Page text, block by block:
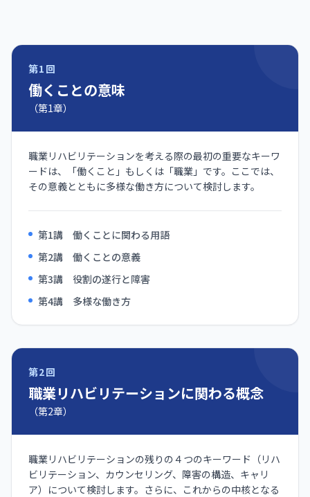
第1回
働くことの意味
（第1章）
職業リハビリテーションを考える際の最初の重要なキーワ
ードは、「働くこと」もしくは「職業」です。ここでは、
その意義とともに多様な働き方について検討します。
第1講 働くことに関わる用語
第2講 働くことの意義
第3講 役割の遂行と障害
第4講 多様な働き方
第2回
職業リハビリテーションに関わる概念
（第2章）
職業リハビリテーションの残りの４つのキーワード（リハ
ビリテーション、カウンセリング、障害の構造、キャリ
ア）について検討します。さらに、これからの中核となる